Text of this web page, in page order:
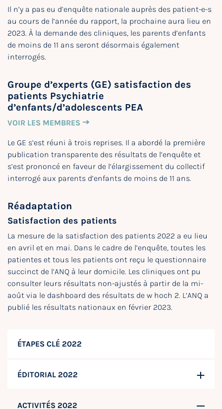
ÉTAPES CLÉ 2022
ÉDITORIAL 2022
ACTIVITÉS 2022
Il n’y a pas eu d’enquête nationale auprès des patient-e-s
au cours de l’année du rapport, la prochaine aura lieu en
2023. À la demande des cliniques, les parents d’enfants
de moins de 11 ans seront désormais également
interrogés.
Groupe d’experts (GE) satisfaction des
patients Psychiatrie
d’enfants/d’adolescents PEA
VOIR LES MEMBRES
Le GE s’est réuni à trois reprises. Il a abordé la première
publication transparente des résultats de l’enquête et
s’est prononcé en faveur de l’élargissement du collectif
interrogé aux parents d’enfants de moins de 11 ans.
Réadaptation
Satisfaction des patients
La mesure de la satisfaction des patients 2022 a eu lieu
en avril et en mai. Dans le cadre de l’enquête, toutes les
patientes et tous les patients ont reçu le questionnaire
succinct de l’ANQ à leur domicile. Les cliniques ont pu
consulter leurs résultats non-ajustés à partir de la mi-
août via le dashboard des résultats de w hoch 2. L’ANQ a
publié les résultats nationaux en février 2023.